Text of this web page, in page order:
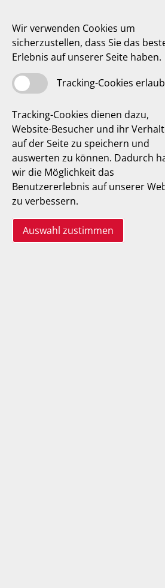
Wir verwenden Cookies um
sicherzustellen, dass Sie das
Erlebnis auf unserer Seite haben.
Tracking-Cookies
Tracking-Cookies dienen dazu,
Website-Besucher und ihr
auf der Seite zu speichern und
auswerten zu können. Dadurch
wir die Möglichkeit das
Benutzererlebnis auf unserer
zu verbessern.
Auswahl zustimmen